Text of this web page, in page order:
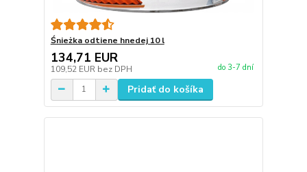
Śnieżka odtiene hnedej 10 l
134,71 EUR
109,52 EUR bez DPH do 3-7 dní
Pridať do košíka